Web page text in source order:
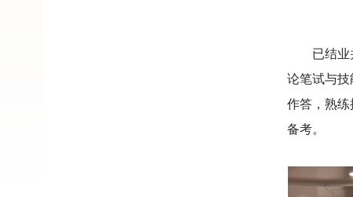
已结
论笔试与
作答，熟
备考。